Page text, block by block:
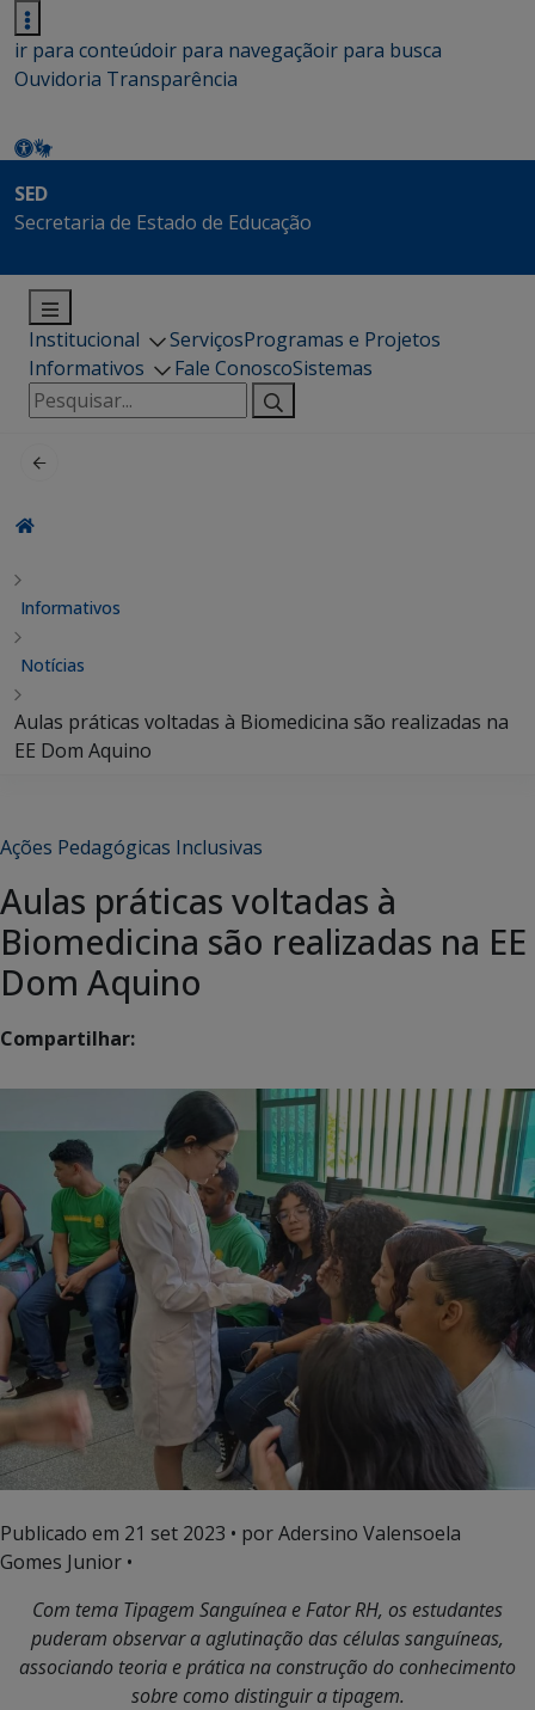
ir para conteúdoir para navegaçãoir para busca
Ouvidoria Transparência
SED
Secretaria de Estado de Educação
Institucional ServiçosProgramas e Projetos
Informativos
Fale ConoscoSistemas
Pesquisar
por:
Informativos
Notícias
Aulas práticas voltadas à Biomedicina são realizadas na
EE Dom Aquino
Ações Pedagógicas Inclusivas
Aulas práticas voltadas à
Biomedicina são realizadas na EE
Dom Aquino
Compartilhar:
Publicado em 21 set 2023 • por Adersino Valensoela
Gomes Junior •
Com tema Tipagem Sanguínea e Fator RH, os estudantes
puderam observar a aglutinação das células sanguíneas,
associando teoria e prática na construção do conhecimento
sobre como distinguir a tipagem.